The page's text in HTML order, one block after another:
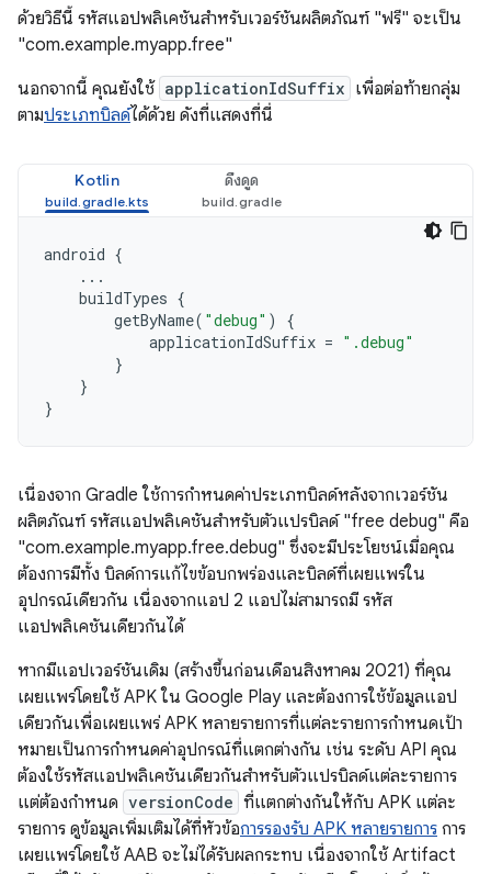
ด้วยวิธีนี้ รหัสแอปพลิเคชันสำหรับเวอร์ชันผลิตภัณฑ์ "ฟรี" จะเป็น
"com.example.myapp.free"
นอกจากนี้ คุณยังใช้ applicationIdSuffix เพื่อต่อท้ายกลุ่ม
ตามประเภทบิลด์ได้ด้วย ดังที่แสดงที่นี่
Kotlin ดึงดูด
android {
...
buildTypes {
getByName( "debug" )
{
applicationIdSuffix = ".debug"
}
}
}
เนื่องจาก Gradle ใช้การกำหนดค่าประเภทบิลด์หลังจากเวอร์ชัน
ผลิตภัณฑ์ รหัสแอปพลิเคชันสำหรับตัวแปรบิลด์ "free debug" คือ
"com.example.myapp.free.debug" ซึ่งจะมีประโยชน์เมื่อคุณ
ต้องการมีทั้ง บิลด์การแก้ไขข้อบกพร่องและบิลด์ที่เผยแพร่ใน
อุปกรณ์เดียวกัน เนื่องจากแอป 2 แอปไม่สามารถมี รหัส
แอปพลิเคชันเดียวกันได้
หากมีแอปเวอร์ชันเดิม (สร้างขึ้นก่อนเดือนสิงหาคม 2021) ที่คุณ
เผยแพร่โดยใช้ APK ใน Google Play และต้องการใช้ข้อมูลแอป
เดียวกันเพื่อเผยแพร่ APK หลายรายการที่แต่ละรายการกำหนดเป้า
หมายเป็นการกำหนดค่าอุปกรณ์ที่แตกต่างกัน เช่น ระดับ API คุณ
ต้องใช้รหัสแอปพลิเคชันเดียวกันสำหรับตัวแปรบิลด์แต่ละรายการ
แต่ต้องกำหนด versionCode ที่แตกต่างกันให้กับ APK แต่ละ
รายการ ดูข้อมูลเพิ่มเติมได้ที่หัวข้อการรองรับ APK หลายรายการ การ
เผยแพร่โดยใช้ AAB จะไม่ได้รับผลกระทบ เนื่องจากใช้ Artifact